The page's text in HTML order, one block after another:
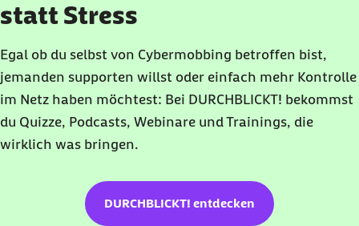
statt Stress
Egal ob du selbst von Cybermobbing betroffen bist,
jemanden supporten willst oder einfach mehr Kontrolle
im Netz haben möchtest: Bei DURCHBLICKT! bekommst
du Quizze, Podcasts, Webinare und Trainings, die
wirklich was bringen.
DURCHBLICKT! entdecken